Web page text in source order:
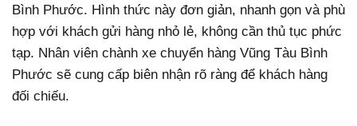
Bình Phước. Hình thức này đơn giản, nhanh gọn và phù
hợp với khách gửi hàng nhỏ lẻ, không cần thủ tục phức
tạp. Nhân viên chành xe chuyển hàng Vũng Tàu Bình
Phước sẽ cung cấp biên nhận rõ ràng để khách hàng
đối chiếu.